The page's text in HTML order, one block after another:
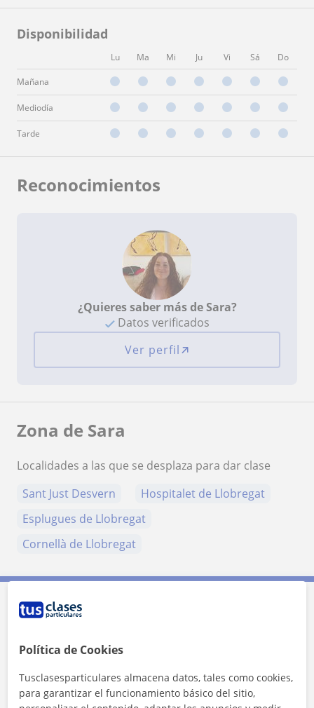
Disponibilidad
Lu Ma Mi Ju Vi Sá Do
Mañana
Mediodía
Tarde
Reconocimientos
¿Quieres saber más de Sara?
Datos verificados
Ver perfil
Zona de Sara
Localidades a las que se desplaza para dar clase
Sant Just Desvern
Hospitalet de Llobregat
Esplugues de Llobregat
Cornellà de Llobregat
Contacta con Sara
Tarifa
Política de Cookies
Tusclasesparticulares almacena datos, tales como cookies,
para garantizar el funcionamiento básico del sitio,